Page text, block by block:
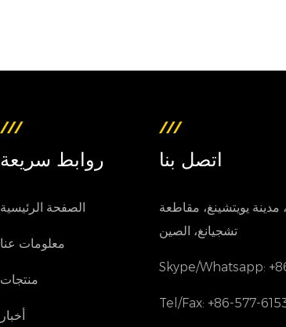
روابط سريعة
الصفحة الرئيسية
معلومات عنا
منتجات
أخبار
اتصل بنا
مدينة يويتشينغ، مقاطعة
تشجيانغ، الصين
Skype/Whatsapp:
Tel/Fax: +86-577-